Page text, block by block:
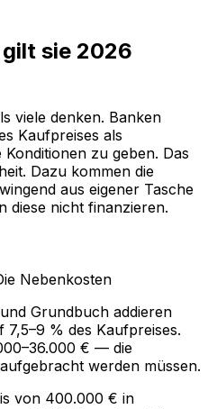
sie 2026
viele denken. Banken
Kaufpreises als
zu geben. Das
Dazu kommen die
aus eigener Tasche
diese nicht finanzieren.
Nebenkosten
Grundbuch addieren
% des Kaufpreises.
€ — die
werden müssen.
von 400.000 € in